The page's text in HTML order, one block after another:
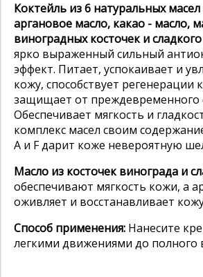
Коктейль из 6 натуральных
аргановое масло, какао - масло,
виноградных косточек и
ярко выраженный сильный
эффект. Питает, успокаивает и
кожу, способствует регенерации
защищает от преждевременного
Обеспечивает мягкость и
комплекс масел своим
А и F дарит коже невероятную
Масло из косточек винограда и
обеспечивают мягкость кожи, а
оживляет и восстанавливает
Способ применения: Нанесите
легкими движениями до полного